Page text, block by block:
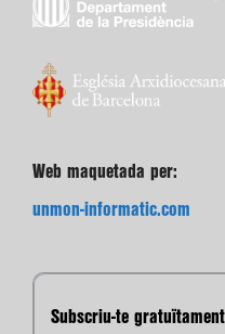
Web maquetada per:
unmon-informatic.com
Subscriu-te